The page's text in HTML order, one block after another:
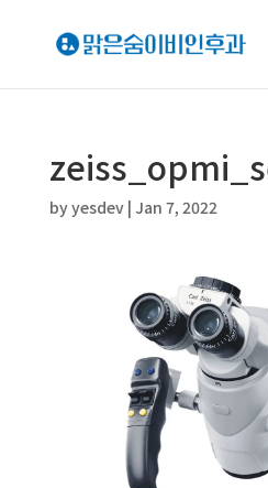
byyesdev| Jan 7, 2022